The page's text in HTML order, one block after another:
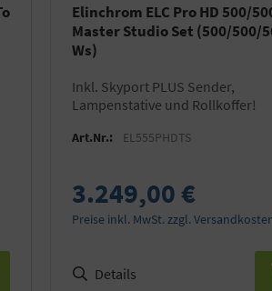
Elinchrom ELC Pro HD 500/
Master Studio Set (500/500/
Ws)
inkl. Skyport PLUS Sender,
Lampenstative und Rollkoffer!
Art.Nr.: EL555PHDTS
3.249,00 €
Preise inkl. MwSt. zzgl.
Details